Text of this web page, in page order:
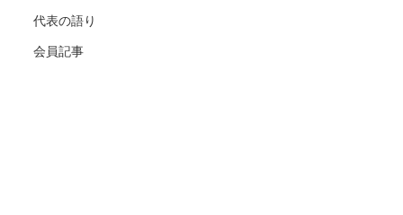
代表の語り
会員記事